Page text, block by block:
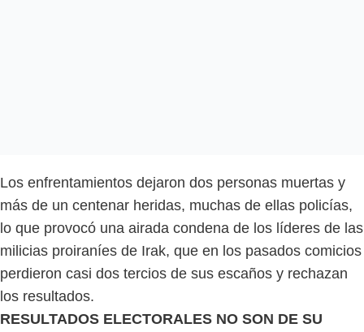
Los enfrentamientos dejaron dos personas muertas y
más de un centenar heridas, muchas de ellas policías,
lo que provocó una airada condena de los líderes de las
milicias proiraníes de Irak, que en los pasados comicios
perdieron casi dos tercios de sus escaños y rechazan
los resultados.
RESULTADOS ELECTORALES NO SON DE SU